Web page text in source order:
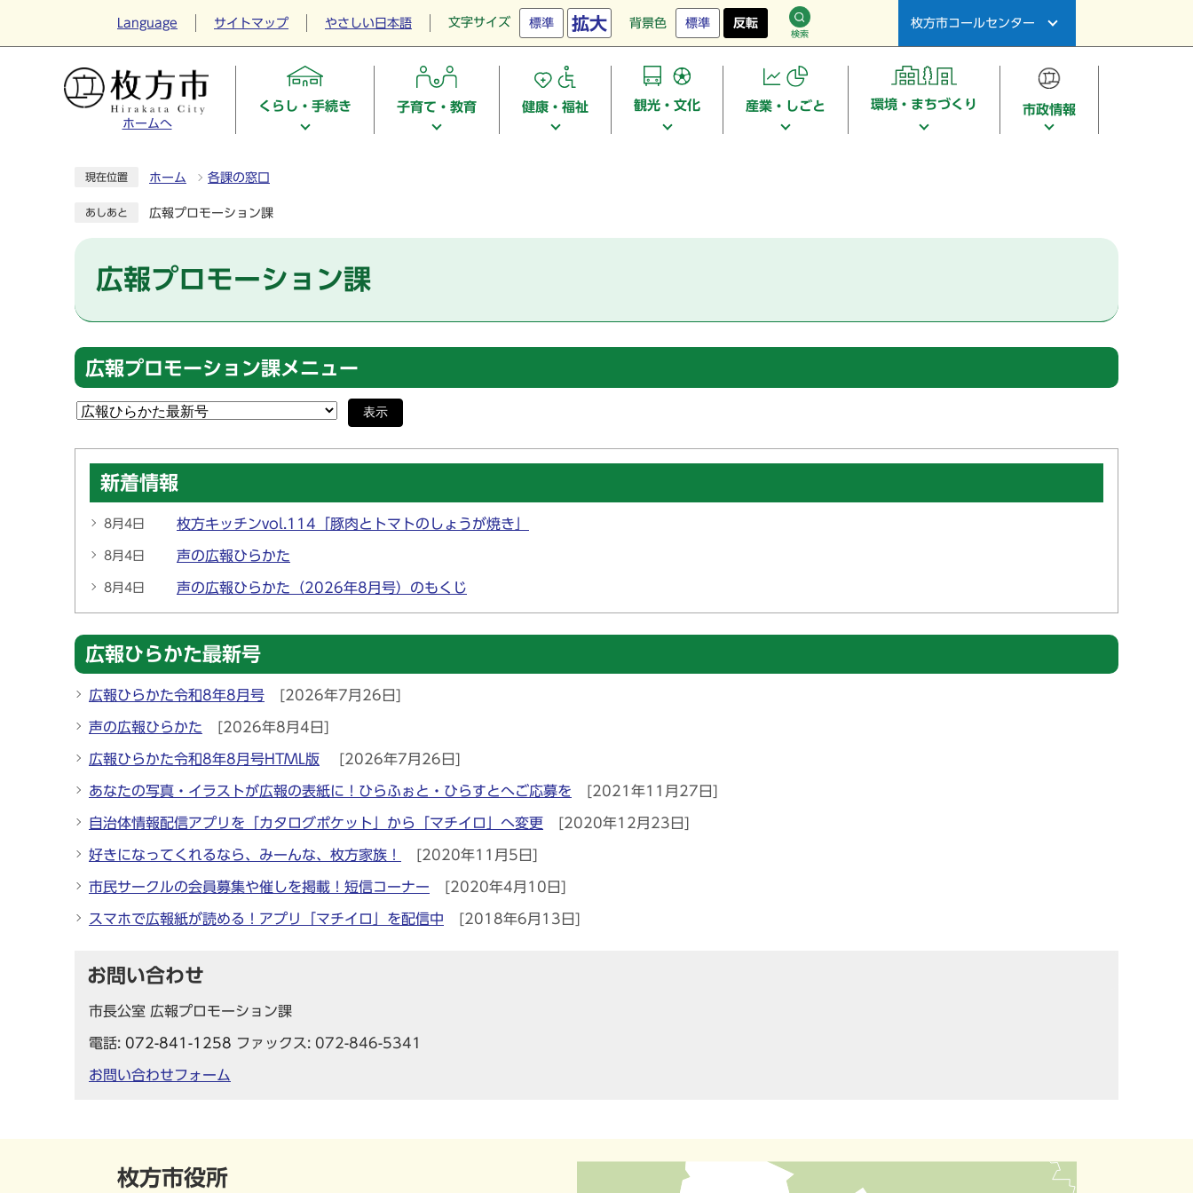
Language サイトマップ やさしい日本語 文字サイズ 標準 拡大 背景色 標準 反転
検索
枚方市コールセンター
ホームへ
くらし・手続き 子育て・教育 健康・福祉 観光・文化 産業・しごと 環境・まちづくり 市政情報
現在位置 ホーム 各課の窓口
あしあと 広報プロモーション課
広報プロモーション課
広報プロモーション課メニュー
表示
新着情報
8月4日 枚方キッチンvol.114「豚肉とトマトのしょうが焼き」
8月4日 声の広報ひらかた
8月4日 声の広報ひらかた（2026年8月号）のもくじ
広報ひらかた最新号
広報ひらかた令和8年8月号 [2026年7月26日]
声の広報ひらかた [2026年8月4日]
広報ひらかた令和8年8月号HTML版 [2026年7月26日]
あなたの写真・イラストが広報の表紙に！ひらふぉと・ひらすとへご応募を [2021年11月27日]
自治体情報配信アプリを「カタログポケット」から「マチイロ」へ変更 [2020年12月23日]
好きになってくれるなら、みーんな、枚方家族！ [2020年11月5日]
市民サークルの会員募集や催しを掲載！短信コーナー [2020年4月10日]
スマホで広報紙が読める！アプリ「マチイロ」を配信中 [2018年6月13日]
お問い合わせ
市長公室 広報プロモーション課
電話: 072-841-1258 ファックス: 072-846-5341
お問い合わせフォーム
枚方市役所